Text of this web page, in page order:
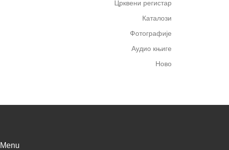
Црквени регистар
Каталози
Фотографије
Аудио књиге
Ново
Menu